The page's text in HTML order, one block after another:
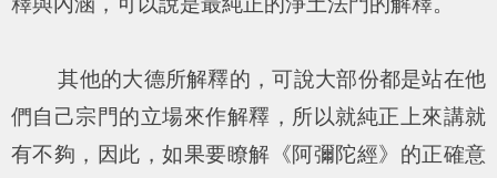
其他的大德所解釋的，可說大部份都是站在他
們自己宗門的立場來作解釋，所以就純正上來講就
有不夠，因此，如果要瞭解《阿彌陀經》的正確意